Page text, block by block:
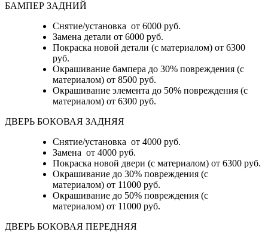
БАМПЕР ЗАДНИЙ
Снятие/установка от 6000 руб.
Замена детали от 6000 руб.
Покраска новой детали (с материалом) от 6300
руб.
Окрашивание бампера до 30% повреждения (с
материалом) от 8500 руб.
Окрашивание элемента до 50% повреждения (с
материалом) от 6300 руб.
ДВЕРЬ БОКОВАЯ ЗАДНЯЯ
Снятие/установка от 4000 руб.
Замена от 4000 руб.
Покраска новой двери (с материалом) от 6300 руб.
Окрашивание до 30% повреждения (с
материалом) от 11000 руб.
Окрашивание до 50% повреждения (с
материалом) от 11000 руб.
ДВЕРЬ БОКОВАЯ ПЕРЕДНЯЯ